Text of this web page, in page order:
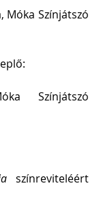
Móka Színjátszó
Színjátszó
színreviteléért